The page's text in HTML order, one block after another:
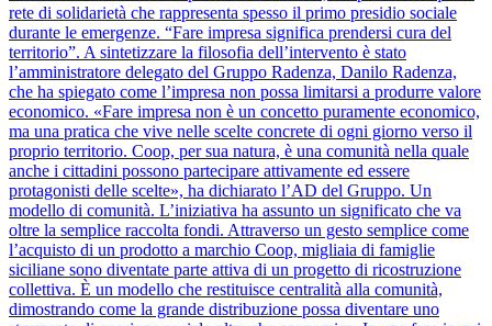
rete di solidarietà che rappresenta spesso il primo presidio sociale
durante le emergenze. “Fare impresa significa prendersi cura del
territorio”. A sintetizzare la filosofia dell’intervento è stato
l’amministratore delegato del Gruppo Radenza, Danilo Radenza,
che ha spiegato come l’impresa non possa limitarsi a produrre valore
economico. «Fare impresa non è un concetto puramente economico,
ma una pratica che vive nelle scelte concrete di ogni giorno verso il
proprio territorio. Coop, per sua natura, è una comunità nella quale
anche i cittadini possono partecipare attivamente ed essere
protagonisti delle scelte», ha dichiarato l’AD del Gruppo. Un
modello di comunità. L’iniziativa ha assunto un significato che va
oltre la semplice raccolta fondi. Attraverso un gesto semplice come
l’acquisto di un prodotto a marchio Coop, migliaia di famiglie
siciliane sono diventate parte attiva di un progetto di ricostruzione
collettiva. È un modello che restituisce centralità alla comunità,
dimostrando come la grande distribuzione possa diventare uno